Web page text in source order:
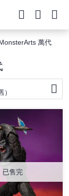
萬代
已售完